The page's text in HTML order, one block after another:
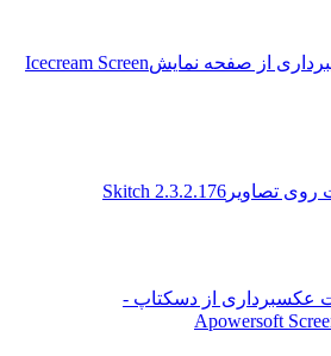
از صفحه نمایشIcecream Screen
تصاویرSkitch 2.3.2.176
از دسکتاپ -
Apowersoft